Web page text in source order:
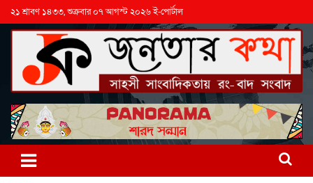
২১ শ্রাবণ ১৪৩৩, শুক্রবার ০৭ আগস্ট ২০২৬ ই-পোর্টাল